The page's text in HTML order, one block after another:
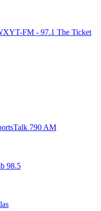
FM - 97.1 The Ticket
790 AM
98.5